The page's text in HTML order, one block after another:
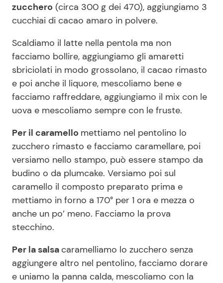
zucchero (circa 300 g dei 470), aggiungiamo 3
cucchiai di cacao amaro in polvere.
Scaldiamo il latte nella pentola ma non
facciamo bollire, aggiungiamo gli amaretti
sbriciolati in modo grossolano, il cacao rimasto
e poi anche il liquore, mescoliamo bene e
facciamo raffreddare, aggiungiamo il mix con le
uova e mescoliamo sempre con le fruste.
Per il caramello mettiamo nel pentolino lo
zucchero rimasto e facciamo caramellare, poi
versiamo nello stampo, può essere stampo da
budino o da plumcake. Versiamo poi sul
caramello il composto preparato prima e
mettiamo in forno a 170° per 1 ora e mezza o
anche un po’ meno. Facciamo la prova
stecchino.
Per la salsa caramelliamo lo zucchero senza
aggiungere altro nel pentolino, facciamo dorare
e uniamo la panna calda, mescoliamo con la